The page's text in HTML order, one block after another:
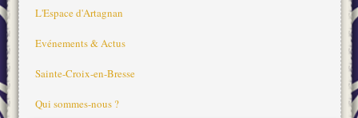
L'Espace d'Artagnan
Evénements & Actus
Sainte-Croix-en-Bresse
Qui sommes-nous ?